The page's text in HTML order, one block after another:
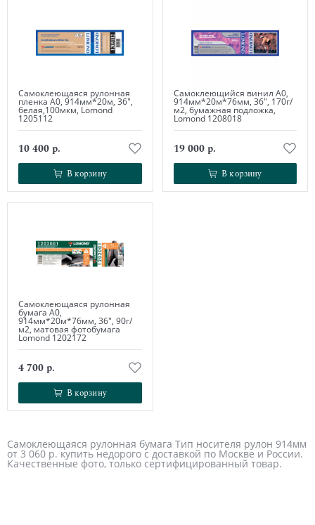
Самоклеющаяся рулонная
пленка А0, 914мм*20м, 36",
белая,100мкм, Lomond
1205112
10 400 р.
В корзину
В корзину
Самоклеющийся винил А0,
914мм*20м*76мм, 36", 170г/
м2, бумажная подложка,
Lomond 1208018
19 000 р.
В корзину
В корзину
Самоклеющаяся рулонная
бумага А0,
914мм*20м*76мм, 36", 90г/
м2, матовая фотобумага
Lomond 1202172
4 700 р.
В корзину
В корзину
Самоклеющаяся рулонная бумага Тип носителя рулон 914мм
от 3 060 р. купить недорого с доставкой по Москве и России.
Качественные фото, только сертифицированный товар.